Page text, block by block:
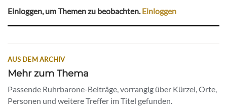
Einloggen, um Themen zu beobachten.Einloggen
AUS DEM ARCHIV
Mehr zum Thema
Passende Ruhrbarone-Beiträge, vorrangig über Kürzel, Orte,
Personen und weitere Treffer im Titel gefunden.